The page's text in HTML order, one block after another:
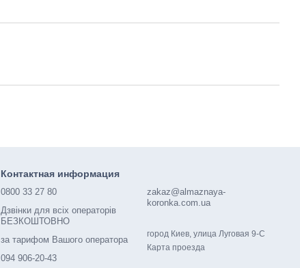
Контактная информация
0800 33 27 80
Дзвінки для всіх операторів
БЕЗКОШТОВНО
за тарифом Вашого оператора
094 906-20-43
zakaz@almaznaya-
koronka.com.ua
город Киев, улица Луговая 9-С
Карта проезда